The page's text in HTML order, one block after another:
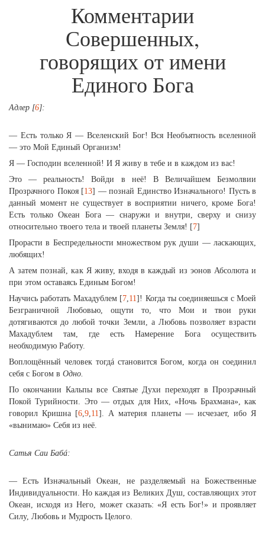
Комментарии
Совершенных,
говорящих от имени
Единого Бога
Адлер [6]:
— Есть только Я — Вселенский Бог! Вся Необъятность вселенной
— это Мой Единый Организм!
Я — Господин вселенной! И Я живу в тебе и в каждом из вас!
Это — реальность! Войди в неё! В Величайшем Безмолвии
Прозрачного Покоя [13] — познай Единство Изначального! Пусть в
данный момент не существует в восприятии ничего, кроме Бога!
Есть только Океан Бога — снаружи и внутри, сверху и снизу
относительно твоего тела и твоей планеты Земля! [7]
Прорасти в Беспредельности множеством рук души — ласкающих,
любящих!
А затем познай, как Я живу, входя в каждый из эонов Абсолюта и
при этом оставаясь Единым Богом!
Научись работать Махадублем [7,11]! Когда ты соединяешься с Моей
Безграничной Любовью, ощути то, что Мои и твои руки
дотягиваются до любой точки Земли, а Любовь позволяет взрасти
Махадублем там, где есть Намерение Бога осуществить
необходимую Работу.
Воплощённый человек тогдá становится Богом, когда он соединил
себя с Богом в Одно.
По окончании Кальпы все Святые Духи переходят в Прозрачный
Покой Турийности. Это — отдых для Них, «Ночь Брахмана», как
говорил Кришна [6,9,11]. А материя планеты — исчезает, ибо Я
«вынимаю» Себя из неё.
Сатья Саи Бабá:
— Есть Изначальный Океан, не разделяемый на Божественные
Индивидуальности. Но каждая из Великих Душ, составляющих этот
Океан, исходя из Него, может сказать: «Я есть Бог!» и проявляет
Силу, Любовь и Мудрость Целого.